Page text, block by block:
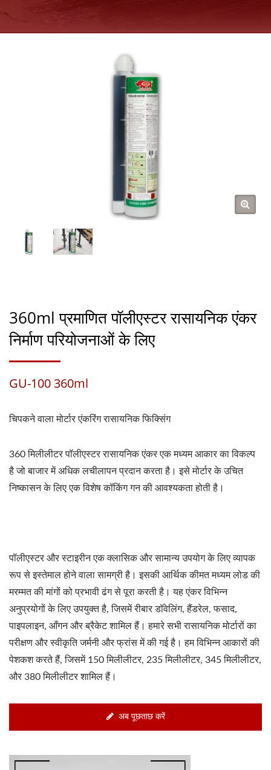
360ml प्रमाणित पॉलीएस्टर रासायनिक एंकर
निर्माण परियोजनाओं के लिए
GU-100 360ml
चिपकने वाला मोर्टार एंकरिंग रासायनिक फिक्सिंग
360 मिलीलीटर पॉलीएस्टर रासायनिक एंकर एक मध्यम आकार का विकल्प
है जो बाजार में अधिक लचीलापन प्रदान करता है। इसे मोर्टार के उचित
निष्कासन के लिए एक विशेष कॉकिंग गन की आवश्यकता होती है।
पॉलीएस्टर और स्टाइरीन एक क्लासिक और सामान्य उपयोग के लिए व्यापक
रूप से इस्तेमाल होने वाला सामग्री है। इसकी आर्थिक कीमत मध्यम लोड की
मरम्मत की मांगों को प्रभावी ढंग से पूरा करती है। यह एंकर विभिन्न
अनुप्रयोगों के लिए उपयुक्त है, जिसमें रीबार डॉवेलिंग, हैंडरेल, फसाद,
पाइपलाइन, आँगन और ब्रैकेट शामिल हैं। हमारे सभी रासायनिक मोर्टारों का
परीक्षण और स्वीकृति जर्मनी और फ्रांस में की गई है। हम विभिन्न आकारों की
पेशकश करते हैं, जिसमें 150 मिलीलीटर, 235 मिलीलीटर, 345 मिलीलीटर,
और 380 मिलीलीटर शामिल हैं।
अब पूछताछ करें